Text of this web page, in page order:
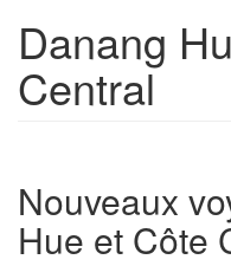
Danang
Central
Nouveaux
Hue et Côte